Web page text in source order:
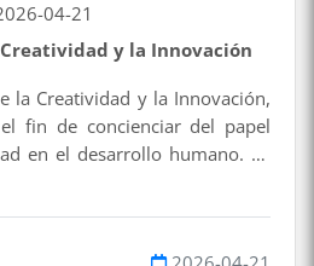
04-21
y la Innovación
la Creatividad y la Innovación,
fin de concienciar del papel
en el desarrollo humano. La
la inclusión y genera